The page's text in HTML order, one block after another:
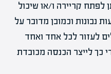
לפתח קריירה ו/או שיכול
וכמובן מדובר על
לעזור לכל אחד ואחד
כך לייצר הכנסה מכובדת